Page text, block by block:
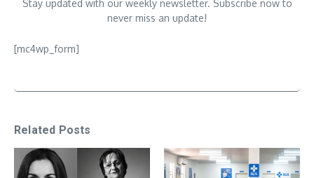
Stay updated with our weekly newsletter. Subscribe now to
never miss an update!
[mc4wp_form]
Related Posts